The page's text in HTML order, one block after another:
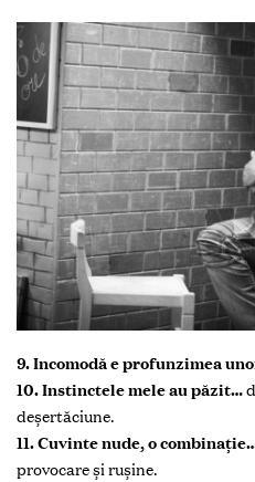
9. Incomodă e profunzimea
10. Instinctele mele au păzit…
deşertăciune.
11. Cuvinte nude, o
provocare şi ruşine.